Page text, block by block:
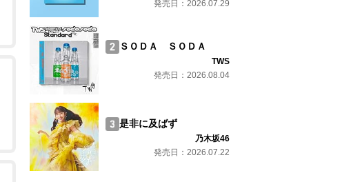
発売日：2026.07.29
ＳＯＤＡ ＳＯＤＡ
TWS
発売日：2026.08.04
是非に及ばず
乃木坂46
発売日：2026.07.22